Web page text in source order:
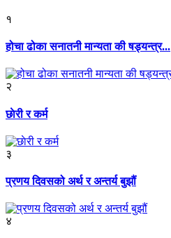
१
होचा ढोका सनातनी मान्यता की षड्यन्त्र...
२
छाेरी र कर्म
३
प्रणय दिवसको अर्थ र अन्तर्य बुझौं
४